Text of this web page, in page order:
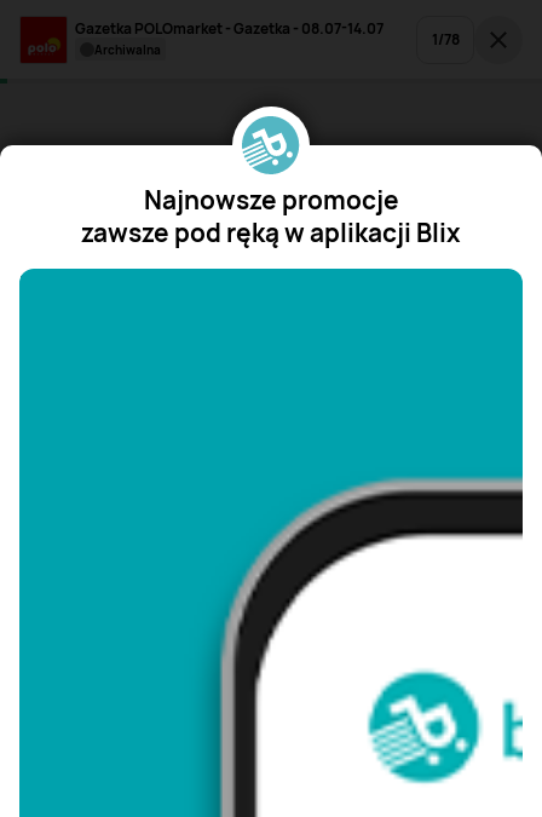
Gazetka POLOmarket - Gazetka - 08.07-14.07
archiwalna 1/78
Najnowsze promocje
zawsze pod ręką w aplikacji Blix
"/>